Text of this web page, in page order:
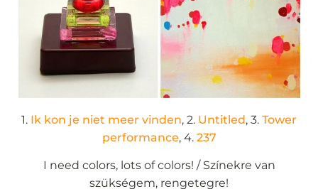
1. Ik kon je niet meer vinden, 2. Untitled, 3. Tower
performance, 4. 237
I need colors, lots of colors! / Színekre van
szükségem, rengetegre!